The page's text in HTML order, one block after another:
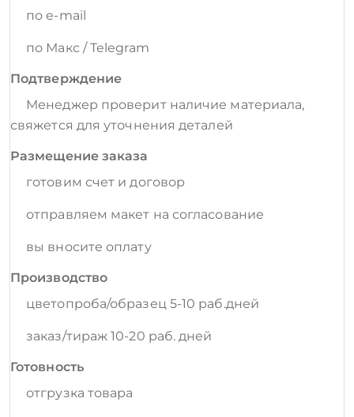
по e-mail
по Макс / Telegram
Подтверждение
Менеджер проверит наличие материала,
свяжется для уточнения деталей
Размещение заказа
готовим счет и договор
отправляем макет на согласование
вы вносите оплату
Производство
цветопроба/образец 5-10 раб.дней
заказ/тираж 10-20 раб. дней
Готовность
отгрузка товара